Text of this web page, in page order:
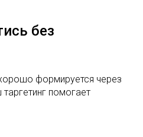
без
формируется через
помогает